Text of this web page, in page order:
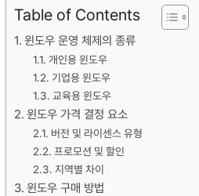
Table of Contents
윈도우 운영 체제의 종류
개인용 윈도우
기업용 윈도우
교육용 윈도우
윈도우 가격 결정 요소
버전 및 라이센스 유형
프로모션 및 할인
지역별 차이
윈도우 구매 방법